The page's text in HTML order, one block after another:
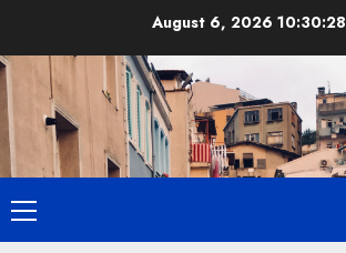
content
August 6, 2026 10:30:29
Primary
Menu